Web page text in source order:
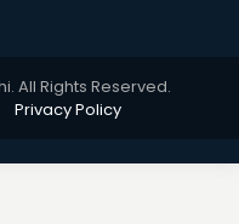
All Rights Reserved.
Privacy Policy